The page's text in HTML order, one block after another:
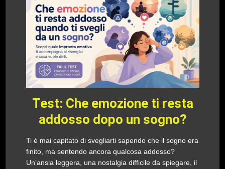
Test: Che emozione ti resta
addosso dopo un sogno?
Ti è mai capitato di svegliarti sapendo che il sogno era
finito, ma sentendo ancora qualcosa addosso?
Un’ansia leggera, una nostalgia difficile da spiegare, il